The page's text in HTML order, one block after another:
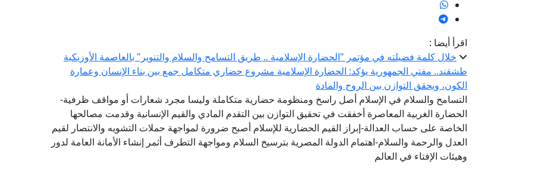
اقرأ أيضا :
خلال كلمة فضيلته في مؤتمر "الحضارة الإسلامية .. طريق التسامح والسلام والتنوير" بالعاصمة الأوزبكية
طشقند.. مفتي الجمهورية يؤكد: الحضارة الإسلامية مشروع حضاري متكامل جمع بين بناء الإنسان وعمارة
الكون، ويحقق التوازن بين الروح والمادة
التسامح والسلام في الإسلام أصل راسخ ومنظومة حضارية متكاملة وليسا مجرد شعارات أو مواقف ظرفية-
الحضارة الغربية المعاصرة أخفقت في تحقيق التوازن بين التقدم المادي والقيم الإنسانية وقدمت مصالحها
الخاصة على حساب العدالة-إبراز القيم الحضارية للإسلام أصبح ضرورة لمواجهة حملات التشويه والانتصار لقيم
العدل والرحمة والسلام-اهتمام الدولة المصرية بترسيخ السلام ومواجهة التطرف أثمر إنشاء الأمانة العامة لدور
وهيئات الإفتاء في العالم